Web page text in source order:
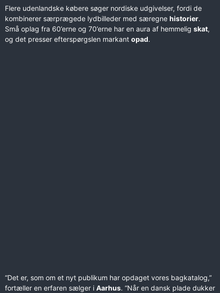
Flere udenlandske købere søger nordiske udgivelser, fordi de
kombinerer særprægede lydbilleder med særegne historier.
Små oplag fra 60’erne og 70’erne har en aura af hemmelig skat,
og det presser efterspørgslen markant opad.
“Det er, som om et nyt publikum har opdaget vores bagkatalog,”
fortæller en erfaren sælger i Aarhus. “Når en dansk plade dukker